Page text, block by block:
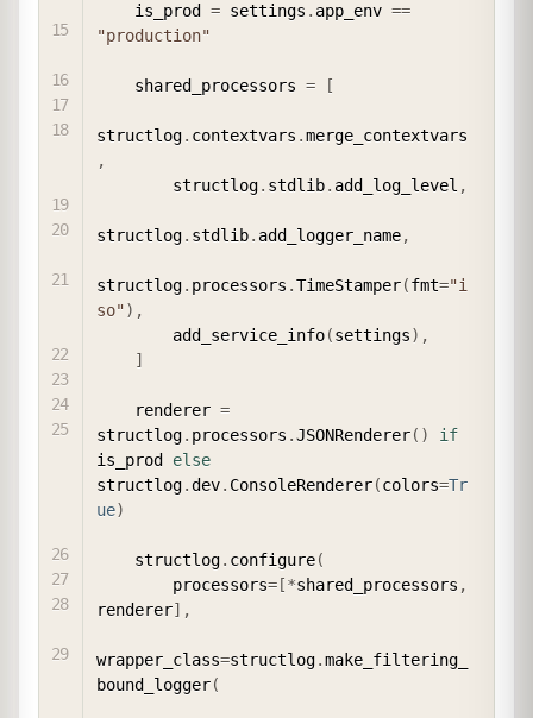
    is_prod
= settings . app_env ==
"production"
    shared_processors
= [
structlog. contextvars .merge_contextvars
,
        structlog
. stdlib. add_log_level ,
structlog. stdlib. add_logger_name,
structlog. processors .TimeStamper(fmt="i
so") ,
        add_service_info
(settings) ,
]
    renderer
=
structlog. processors .JSONRenderer( )
if
is_prod else
structlog.dev. ConsoleRenderer(colors=Tr
ue)
    structlog
. configure(
        processors
= [*shared_processors ,
renderer] ,
wrapper_class=structlog.make_filtering_
bound_logger(